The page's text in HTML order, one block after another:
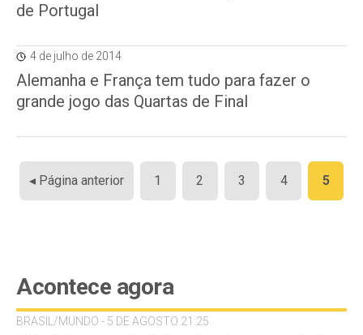
de Portugal
4 de julho de 2014
Alemanha e França tem tudo para fazer o
grande jogo das Quartas de Final
Paginação
de
◂ Página anterior 1 2 3 4 5
Acontece agora
BRASIL/MUNDO - 5 DE AGOSTO 21:25